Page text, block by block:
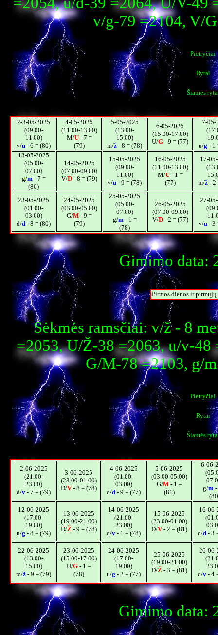
v/g-79 =2104, V/
Pietryčiai
Rytai
Šiaurės
2-3-05-2025
(09.00-
11.00)
v/u - 6 = (80)
4-05-2025
(11.00-13.00)
M/U- 7 =
(79)
5-05-2025
(13.00-
15.00)
m/ž - 8 = (78)
6-05-2025
(15.00-17.00)
U/G - 9 = (77)
7-05-
u/g - 1
13-05-2025
(05.00-
07.00)
g/m- 7 =
(80)
14-05-2025
(07.00-09.00)
V/D- 8 = (79)
15-05-2025
(09.00-
11.00)
v/u - 9 = (78)
16-05-2025
(11.00-13.00)
M/U- 1 =
(77)
17-
m/ž - 2
23-05-2025
(01.00-
03.00)
d/d - 8 = (80)
24-05-2025
(03.00-05.00)
G/M- 9 =
(79)
25-05-2025
(05.00-
07.00)
g/m- 1 =
(78)
26-05-2025
(07.00-09.00)
V/D- 2 = (77)
27-
v/u - 3
Gimimo data:
Pirmos dienos ir
Sėkmės ramsčiai: v/ž - 8
=2053, U/Ž-38 =2063, u/v-48
G/M-78 =2103, g/
Pietryčiai
Rytai
Šiaurės
2-06-2025
(21.00-
23.00)
d/v - 7 = (79)
3-06-2025
(23.00-01.00)
D/V- 8 = (78)
4-06-2025
(01.00-
03.00)
d/d - 9 = (77)
5-06-2025
(03.00-05.00)
G/M- 1 =
(81)
6-06-
g/m-
12-06-2025
(17.00-
19.00)
u/g - 8 = (79)
13-06-2025
(19.00-21.00)
D/Ž - 9 = (78)
14-06-2025
(21.00-
23.00)
d/v - 1 = (78)
15-06-2025
(23.00-01.00)
D/V- 2 = (81)
16-
d/d - 3
22-06-2025
(13.00-
15.00)
m/ž - 9 = (79)
23-06-2025
(15.00-17.00)
U/G- 1 =
(78)
24-06-2025
(17.00-
19.00)
u/g - 2 = (77)
25-06-2025
(19.00-21.00)
D/Ž - 3 = (81)
26-06-
d/v - 4
Gimimo data: